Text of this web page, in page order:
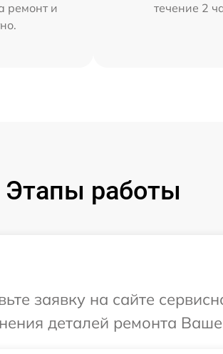
ремонт и
течение 2
Этапы работы
заявку на сайте
деталей ремонта